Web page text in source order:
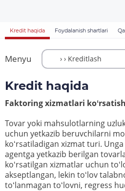
Kredit haqida Foydalanish shartlari
Menyu
Kredit haqida
Faktoring xizmatlari koʻrsatish
Tovar yoki mahsulotlarning
uchun yetkazib beruvchilarni
koʻrsatiladigan xizmat turi.
agentga yetkazib berilgan
koʻrsatilgan xizmatlar uchun
akseptlangan, lekin toʻlov
toʻlanmagan toʻlovni, regress